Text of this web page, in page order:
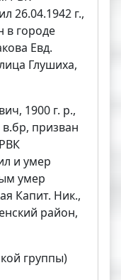
26.04.1942 г.,
в городе
Евд.
Глушиха,
1900 г. р.,
призван
и умер
умер
Капит. Ник.,
район,
группы)